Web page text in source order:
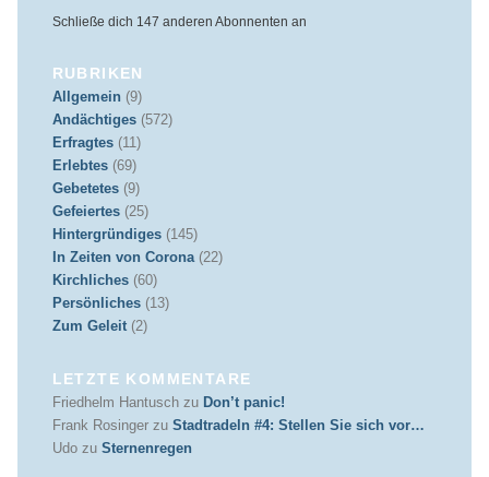
Schließe dich 147 anderen Abonnenten an
RUBRIKEN
Allgemein (9)
Andächtiges(572)
Erfragtes(11)
Erlebtes(69)
Gebetetes(9)
Gefeiertes(25)
Hintergründiges(145)
In Zeiten von Corona(22)
Kirchliches(60)
Persönliches(13)
Zum Geleit(2)
LETZTE KOMMENTARE
Friedhelm Hantuschzu Don’t panic!
Frank Rosingerzu Stadtradeln #4: Stellen Sie sich vor…
Udozu Sternenregen